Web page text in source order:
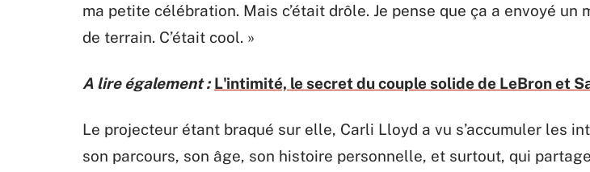
ma petite célébration. Mais c’était drôle. Je pense que ça a envoyé un
de terrain. C’était cool. »
A lire également : L'intimité, le secret du couple solide de LeBron et
Le projecteur étant braqué sur elle, Carli Lloyd a vu s’accumuler les
son parcours, son âge, son histoire personnelle, et surtout, qui